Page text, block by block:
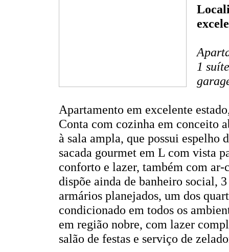
1
Apartamento em excelente
Conta com cozinha em conceito
à sala ampla, que possui
sacada gourmet em L com vista
conforto e lazer, também com
dispõe ainda de banheiro social,
armários planejados, um dos
condicionado em todos os
em região nobre, com lazer
salão de festas e serviço de